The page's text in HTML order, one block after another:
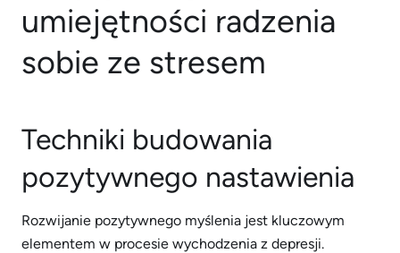
umiejętności radzenia
sobie ze stresem
Techniki budowania
pozytywnego nastawienia
Rozwijanie pozytywnego myślenia jest kluczowym
elementem w procesie wychodzenia z depresji.